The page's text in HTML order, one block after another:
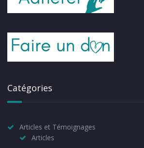
Catégories
Articles et Témoignages
Articles